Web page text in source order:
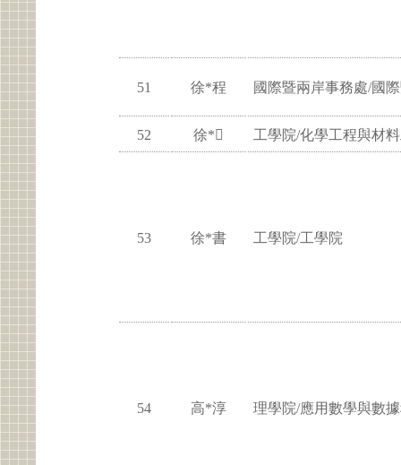
51 徐*程 國際暨兩岸事務處/國
52 徐* 工學院/化學工程與材
53 徐*書 工學院/工學院
54 高*淳 理學院/應用數學與數